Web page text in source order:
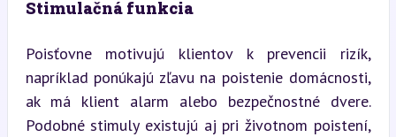
Stimulačná funkcia
Poisťovne motivujú klientov k prevencii rizík,
napríklad ponúkajú zľavu na poistenie domácnosti,
ak má klient alarm alebo bezpečnostné dvere.
Podobné stimuly existujú aj pri životnom poistení,